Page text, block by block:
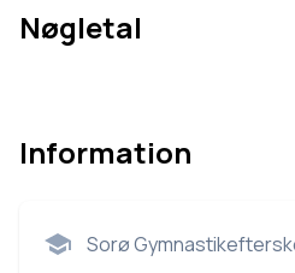
Nøgletal
Information
Sorø